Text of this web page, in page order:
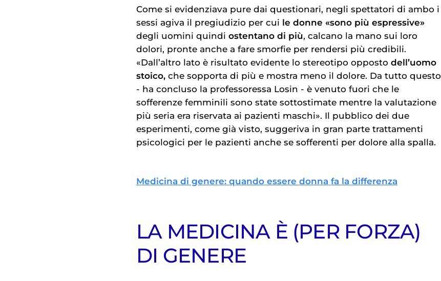
Come si evidenziava pure dai questionari, negli spettatori di ambo i
sessi agiva il pregiudizio per cui le donne «sono più espressive»
degli uomini quindi ostentano di più, calcano la mano sui loro
dolori, pronte anche a fare smorfie per rendersi più credibili.
«Dall’altro lato è risultato evidente lo stereotipo opposto dell’uomo
stoico, che sopporta di più e mostra meno il dolore. Da tutto questo
- ha concluso la professoressa Losin - è venuto fuori che le
sofferenze femminili sono state sottostimate mentre la valutazione
più seria era riservata ai pazienti maschi». Il pubblico dei due
esperimenti, come già visto, suggeriva in gran parte trattamenti
psicologici per le pazienti anche se sofferenti per dolore alla spalla.
Medicina di genere: quando essere donna fa la differenza
LA MEDICINA È (PER FORZA)
DI GENERE